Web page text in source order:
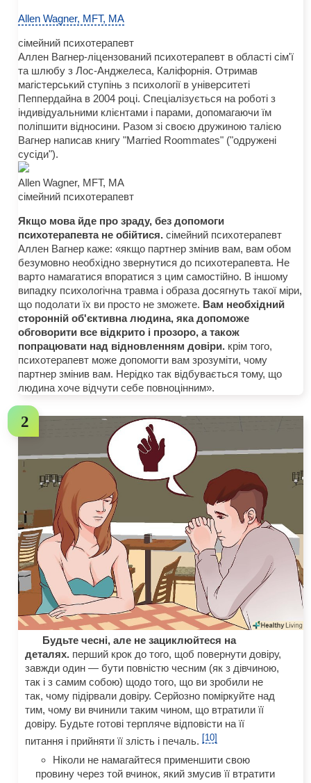
Allen Wagner, MFT, MA
сімейний психотерапевт
Аллен Вагнер-ліцензований психотерапевт в області сім'ї
та шлюбу з Лос-Анджелеса, Каліфорнія. Отримав
магістерський ступінь з психології в університеті
Пеппердайна в 2004 році. Спеціалізується на роботі з
індивідуальними клієнтами і парами, допомагаючи їм
поліпшити відносини. Разом зі своєю дружиною талією
Вагнер написав книгу "Married Roommates" ("одружені
сусіди").
Allen Wagner, MFT, MA
сімейний психотерапевт
Якщо мова йде про зраду, без допомоги
психотерапевта не обійтися. сімейний психотерапевт
Аллен Вагнер каже: «якщо партнер змінив вам, вам обом
безумовно необхідно звернутися до психотерапевта. Не
варто намагатися впоратися з цим самостійно. В іншому
випадку психологічна травма і образа досягнуть такої міри,
що подолати їх ви просто не зможете. Вам необхідний
сторонній об'єктивна людина, яка допоможе
обговорити все відкрито і прозоро, а також
попрацювати над відновленням довіри. крім того,
психотерапевт може допомогти вам зрозуміти, чому
партнер змінив вам. Нерідко так відбувається тому, що
людина хоче відчути себе повноцінним».
Будьте чесні, але не зациклюйтеся на
деталях. перший крок до того, щоб повернути довіру,
завжди один — бути повністю чесним (як з дівчиною,
так і з самим собою) щодо того, що ви зробили не
так, чому підірвали довіру. Серйозно поміркуйте над
тим, чому ви вчинили таким чином, що втратили її
довіру. Будьте готові терпляче відповісти на її
питання і прийняти її злість і печаль.[10]
Ніколи не намагайтеся применшити свою
провину через той вчинок, який змусив її втратити